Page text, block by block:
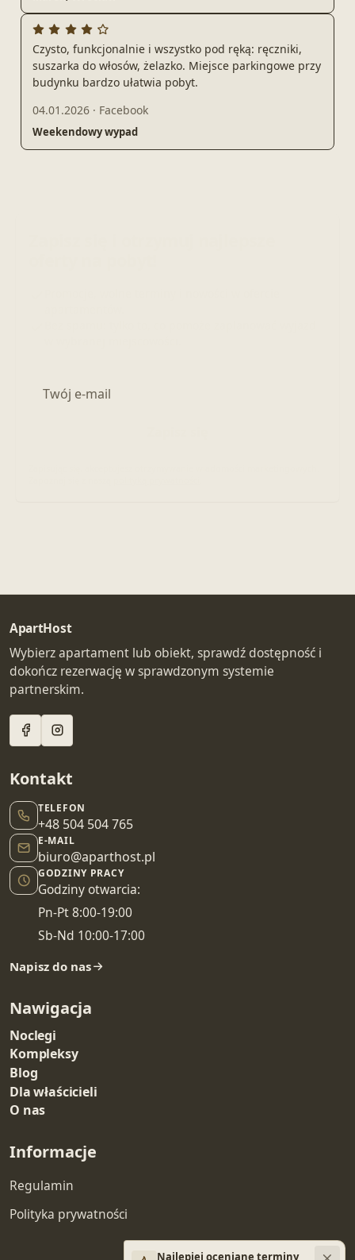
Czysto, funkcjonalnie i wszystko pod ręką: ręczniki,
suszarka do włosów, żelazko. Miejsce parkingowe przy
budynku bardzo ułatwia pobyt.
04.01.2026 · Facebook
Weekendowy wypad
Najlepiej oceniane terminy
ApartHost
Wybierz apartament lub obiekt, sprawdź dostępność i
dokończ rezerwację w sprawdzonym systemie
partnerskim.
Kontakt
TELEFON
+48 504 504 765
E-MAIL
biuro@aparthost.pl
GODZINY PRACY
Godziny otwarcia:
Pn-Pt 8:00-19:00
Sb-Nd 10:00-17:00
Napisz do nas
Nawigacja
Noclegi
Kompleksy
Blog
Dla właścicieli
O nas
Informacje
Regulamin
Polityka prywatności